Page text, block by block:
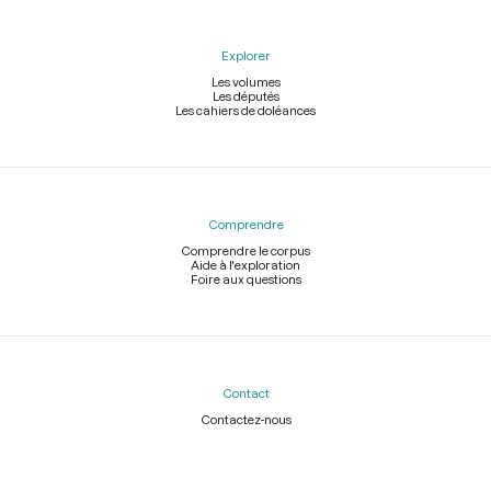
Explorer
Les volumes
Les députés
Les cahiers de doléances
Comprendre
Comprendre le corpus
Aide à l'exploration
Foire aux questions
Contact
Contactez-nous